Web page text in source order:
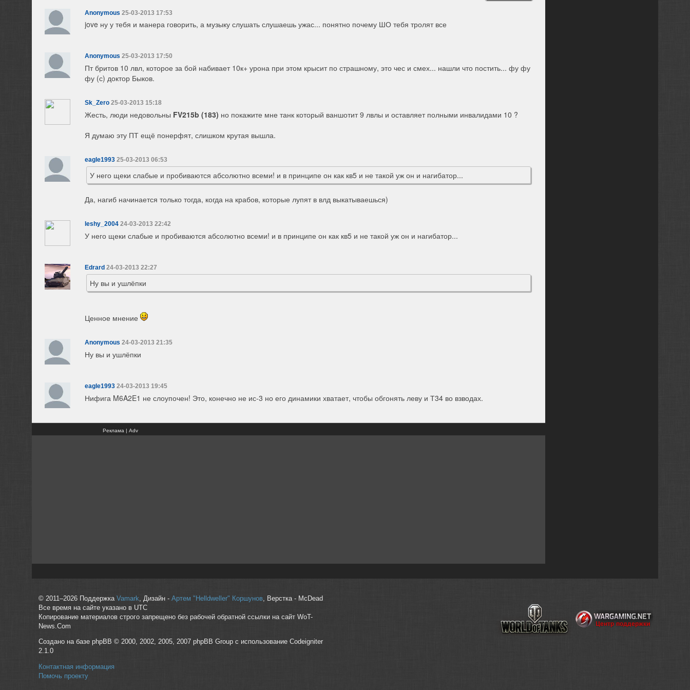
Anonymous 25-03-2013 17:53
jove ну у тебя и манера говорить, а музыку слушать слушаешь ужас... понятно почему ШО тебя тролят все
Anonymous 25-03-2013 17:50
Пт бритов 10 лвл, которое за бой набивает 10к+ урона при этом крысит по страшному, это чес и смех... нашли что постить... фу фу
фу (с) доктор Быков.
Sk_Zero 25-03-2013 15:18
Жесть, люди недовольны FV215b (183) но покажите мне танк который ваншотит 9 лвлы и оставляет полными инвалидами 10 ?
Я думаю эту ПТ ещё понерфят, слишком крутая вышла.
eagle1993 25-03-2013 06:53
У него щеки слабые и пробиваются абсолютно всеми! и в принципе он как кв5 и не такой уж он и нагибатор...
Да, нагиб начинается только тогда, когда на крабов, которые лупят в влд выкатываешься)
leshy_2004 24-03-2013 22:42
У него щеки слабые и пробиваются абсолютно всеми! и в принципе он как кв5 и не такой уж он и нагибатор...
Edrard 24-03-2013 22:27
Ну вы и ушлёпки
Ценное мнение
Anonymous 24-03-2013 21:35
Ну вы и ушлёпки
eagle1993 24-03-2013 19:45
Нифига M6A2E1 не слоупочен! Это, конечно не ис-3 но его динамики хватает, чтобы обгонять леву и Т34 во взводах.
Реклама | Adv
© 2011–2026 Поддержка Vamark , Дизайн - Артем "Helldweller" Коршунов, Верстка - McDead
Все время на сайте указано в UTC
Копирование материалов строго запрещено без рабочей обратной ссылки на сайт WoT-
News.Com
Создано на базе phpBB © 2000, 2002, 2005, 2007 phpBB Group с использование Codeigniter
2.1.0
Контактная информация
Помочь проекту